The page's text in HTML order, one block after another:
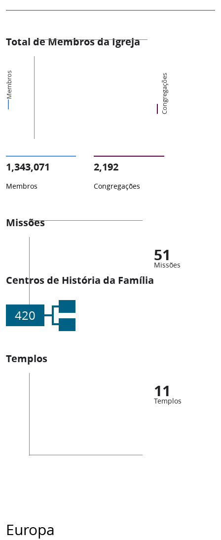
Total de Membros da Igreja
Membros Congregações
1,343,071
Membros
2,192
Congregações
Missões
51
Missões
Centros de História da Família
420
Templos
11
Templos
Europa